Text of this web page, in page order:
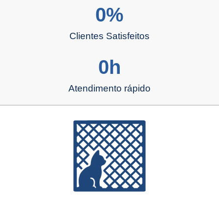
Clientes Satisfeitos
0%
Atendimento rápido
0h